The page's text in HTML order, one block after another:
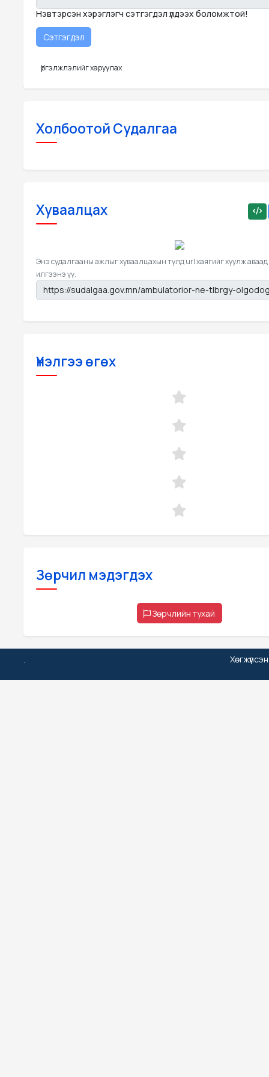
Нэвтэрсэн хэрэглэгч сэтгэгдэл үлдээх боломжтой!
Үргэлжлэлийг харуулах
Холбоотой Судалгаа
Хуваалцах
Энэ судалгааны ажлыг хуваалцахын тулд url хаягийг хуулж аваад
илгээнэ үү.
Үнэлгээ өгөх
Зөрчил мэдэгдэх
Зөрчлийн тухай
.